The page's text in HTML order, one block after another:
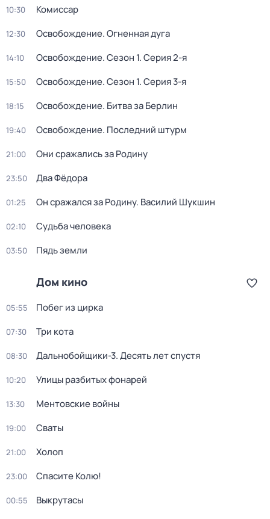
10:30 Комиссар
12:30 Освобождение. Огненная дуга
14:10 Освобождение. Сезон 1. Серия 2-я
15:50 Освобождение. Сезон 1. Серия 3-я
18:15 Освобождение. Битва за Берлин
19:40 Освобождение. Последний штурм
21:00 Они сражались за Родину
23:50 Два Фёдора
01:25 Он сражался за Родину. Василий Шукшин
02:10 Судьба человека
03:50 Пядь земли
Дом кино
05:55 Побег из цирка
07:30 Три кота
08:30 Дальнобойщики-3. Десять лет спустя
10:20 Улицы разбитых фонарей
13:30 Ментовские войны
19:00 Сваты
21:00 Холоп
23:00 Спасите Колю!
00:55
Выкрутасы